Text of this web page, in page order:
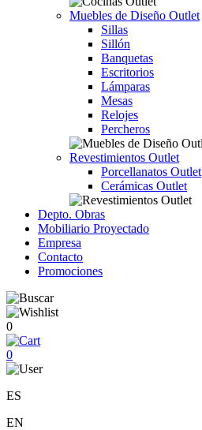
Muebles de Diseño Outlet
Sillas
Sillón
Banquetas
Escritorios
Lámparas
Mesas
Relojes
Percheros
Revestimientos Outlet
Porcellanatos Outlet
Cerámicas Outlet
Depto. Obras
Mobiliario Proyectado
Empresa
Contacto
Promociones
0
0
ES
EN